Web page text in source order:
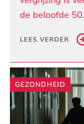
de beloofde
LEES VERDER
GEZONDHEID